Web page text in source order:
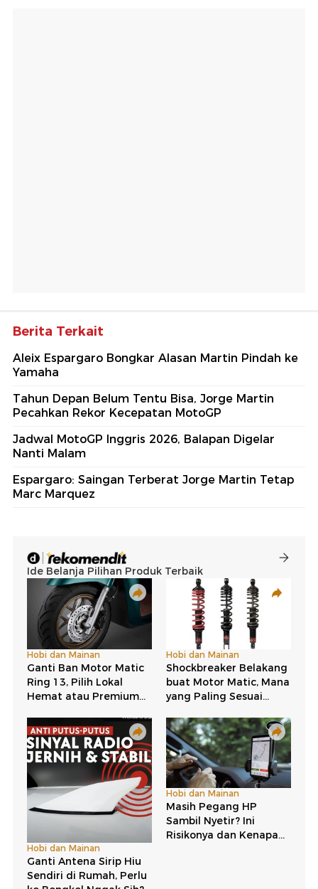
Berita Terkait
Aleix Espargaro Bongkar Alasan Martin Pindah ke
Yamaha
Tahun Depan Belum Tentu Bisa, Jorge Martin
Pecahkan Rekor Kecepatan MotoGP
Jadwal MotoGP Inggris 2026, Balapan Digelar
Nanti Malam
Espargaro: Saingan Terberat Jorge Martin Tetap
Marc Marquez